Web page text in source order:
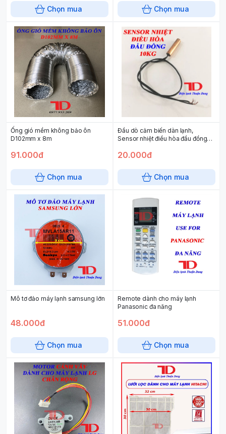
Chọn mua Chọn mua
Ống gió mềm không bảo ôn
D102mm x 8m
91.000đ
Chọn mua
Đầu dò cảm biến dàn lạnh,
Sensor nhiệt điều hòa đầu đồng
20.000đ
Chọn mua
Mô tơ đảo máy lạnh samsung lớn
48.000đ
Chọn mua
Remote dành cho máy lạnh
Panasonic đa năng
51.000đ
Chọn mua